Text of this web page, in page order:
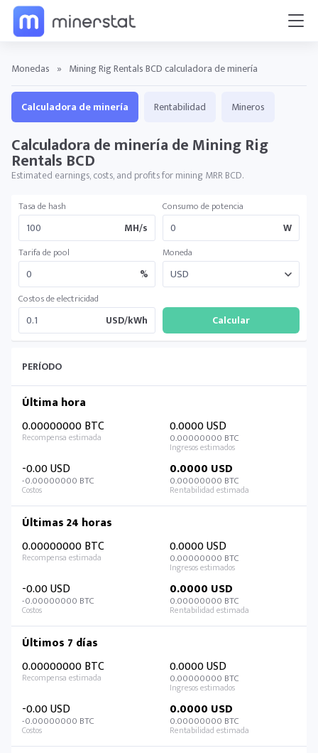
Monedas » Mining Rig Rentals BCD calculadora de minería
Calculadora de minería Rentabilidad Mineros
Calculadora de minería de Mining Rig
Rentals BCD
Estimated earnings, costs, and profits for mining MRR BCD.
Tasa de hash
MH/s
Consumo de potencia
W
Tarifa de pool
%
Moneda
Costos de electricidad
USD/kWh
PERÍODO
Última hora
0.00000000 BTC
0.0000 USD
0.00000000 BTC
-0.00 USD
-0.00000000 BTC
0.0000 USD
0.00000000 BTC
Últimas 24 horas
0.00000000 BTC
0.0000 USD
0.00000000 BTC
-0.00 USD
-0.00000000 BTC
0.0000 USD
0.00000000 BTC
Últimos 7 días
0.00000000 BTC
0.0000 USD
0.00000000 BTC
-0.00 USD
-0.00000000 BTC
0.0000 USD
0.00000000 BTC